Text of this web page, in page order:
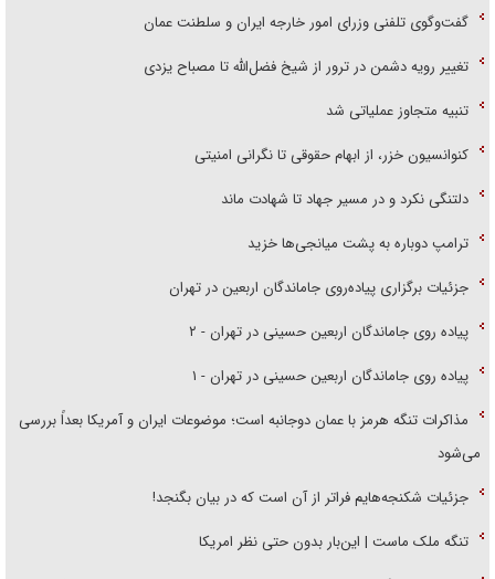
گفت‌وگوی تلفنی وزرای امور خارجه ایران و سلطنت عمان
تغییر رویه دشمن در ترور از شیخ فضل‌الله تا مصباح یزدی
تنبیه متجاوز عملیاتی شد
کنوانسیون خزر، از ابهام حقوقی تا نگرانی امنیتی
دلتنگی نکرد و در مسیر جهاد تا شهادت ماند
ترامپ دوباره به پشت میانجی‌ها خزید
جزئیات برگزاری پیاده‌روی جاماندگان اربعین در تهران
پیاده روی جاماندگان اربعین حسینی در تهران - ۲
پیاده روی جاماندگان اربعین حسینی در تهران - ۱
مذاکرات تنگه هرمز با عمان دوجانبه است؛ موضوعات ایران و آمریکا بعداً بررسی
می‌شود
جزئیات شکنجه‌هایم فراتر از آن است که در بیان بگنجد!
تنگه ملک ماست | این‌بار بدون حتی نظر امریکا